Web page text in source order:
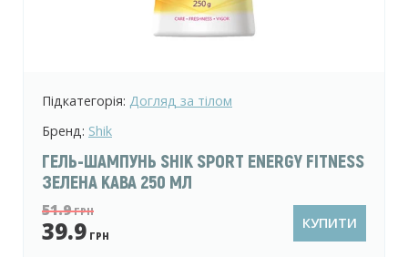
Підкатегорія: Догляд за тілом
Бренд: Shik
ГЕЛЬ-ШАМПУНЬ SHIK SPORT ENERGY FITNESS
ЗЕЛЕНА КАВА 250 МЛ
51.9ГРН
39.9 ГРН
КУПИТИ